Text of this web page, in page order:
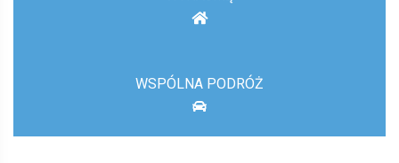
WSPÓLNA PODRÓŻ